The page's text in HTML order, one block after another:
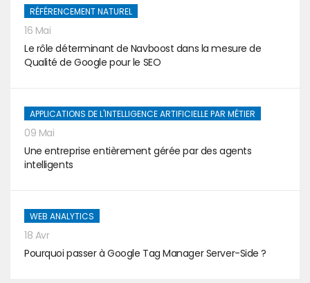
RÉFÉRENCEMENT NATUREL
16 Mai
Le rôle déterminant de Navboost dans la mesure de
Qualité de Google pour le SEO
APPLICATIONS DE L'INTELLIGENCE ARTIFICIELLE PAR MÉTIER
09 Mai
Une entreprise entièrement gérée par des agents
intelligents
WEB ANALYTICS
18 Avr
Pourquoi passer à Google Tag Manager Server-Side ?